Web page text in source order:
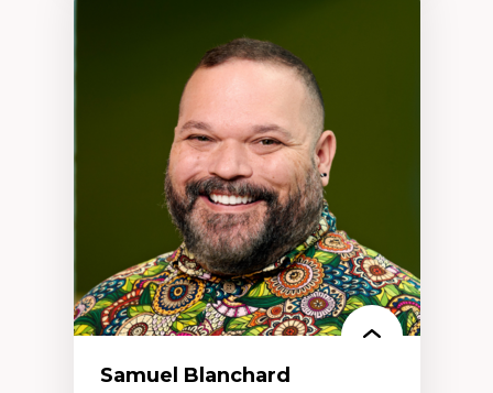
Discours sur la ville et représentations
Mosquées, formes et usages au Canada
Reconnaissance et représentations des
communautés immigrantes dans l'espace
Design architectural et urbain
Patrimoine et patrimonialisation
Études postcoloniales et décolonisation des
savoirs
Samuel Blanchard